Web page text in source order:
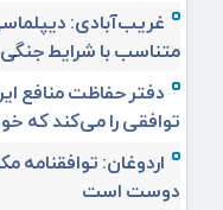
غریب‌آبادی:
متناسب با شرایط جنگی
دفتر حفاظت منافع
توافقی را می‌کند که
اردوغان:
دوست است